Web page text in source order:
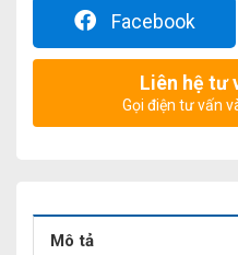
Facebook
Liên hệ tư
Gọi điện tư vấn
Mô tả